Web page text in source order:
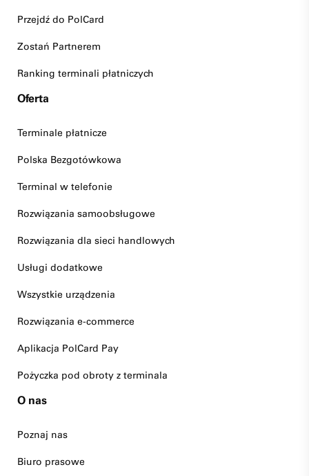
Przejdź do PolCard
Zostań Partnerem
Ranking terminali płatniczych
Oferta
Terminale płatnicze
Polska Bezgotówkowa
Terminal w telefonie
Rozwiązania samoobsługowe
Rozwiązania dla sieci handlowych
Usługi dodatkowe
Wszystkie urządzenia
Rozwiązania e-commerce
Aplikacja PolCard Pay
Pożyczka pod obroty z terminala
O nas
Poznaj nas
Biuro prasowe